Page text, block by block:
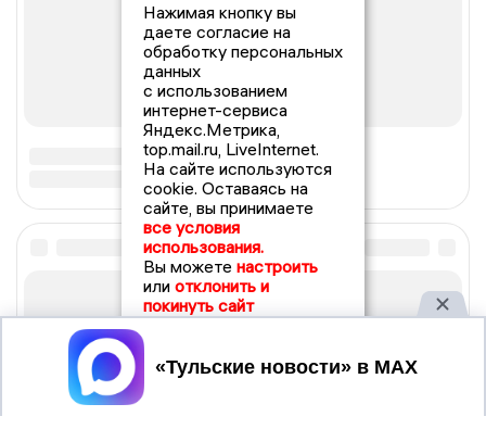
Нажимая кнопку вы
даете согласие на
обработку персональных
данных
с использованием
интернет-сервиса
Яндекс.Метрика,
top.mail.ru, LiveInternet.
На сайте используются
cookie. Оставаясь на
сайте, вы принимаете
все условия
использования.
Вы можете настроить
или отклонить и
покинуть сайт
Принять